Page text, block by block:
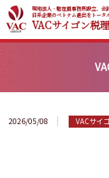
現地法人・駐在員事務所設立、会
日系企業のベトナム進出をトータ
VACサイゴン税
2026/05/08 VACサイ